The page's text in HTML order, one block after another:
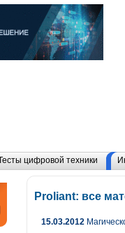
цифровой техники
Proliant: все
15.03.2012